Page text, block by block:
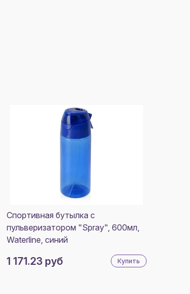
Спортивная бутылка с
пульверизатором "Spray", 600мл,
Waterline, синий
1 171.23 руб Купить